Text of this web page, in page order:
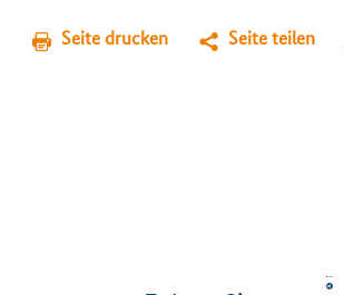
Seite drucken Seite teilen